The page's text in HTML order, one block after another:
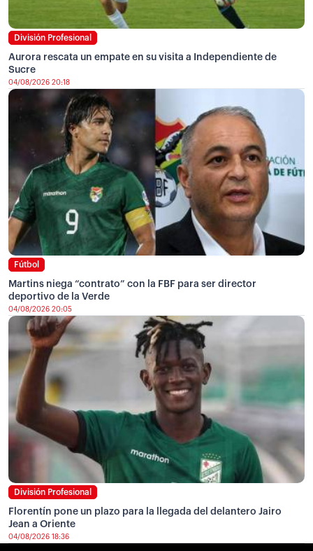
División Profesional
Aurora rescata un empate en su visita a Independiente de
Sucre
04/08/2026 20:18
Fútbol
Martins niega “contrato” con la FBF para ser director
deportivo de la Verde
04/08/2026 20:05
División Profesional
Florentín pone un plazo para la llegada del delantero Jairo
Jean a Oriente
04/08/2026 18:36